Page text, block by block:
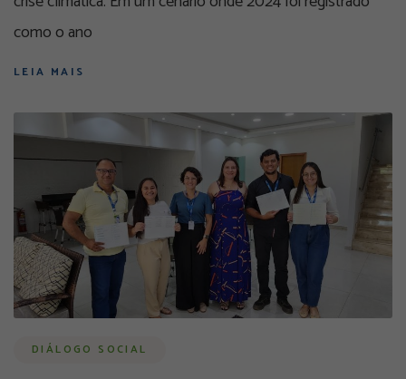
como o ano
LEIA MAIS
DIÁLOGO SOCIAL